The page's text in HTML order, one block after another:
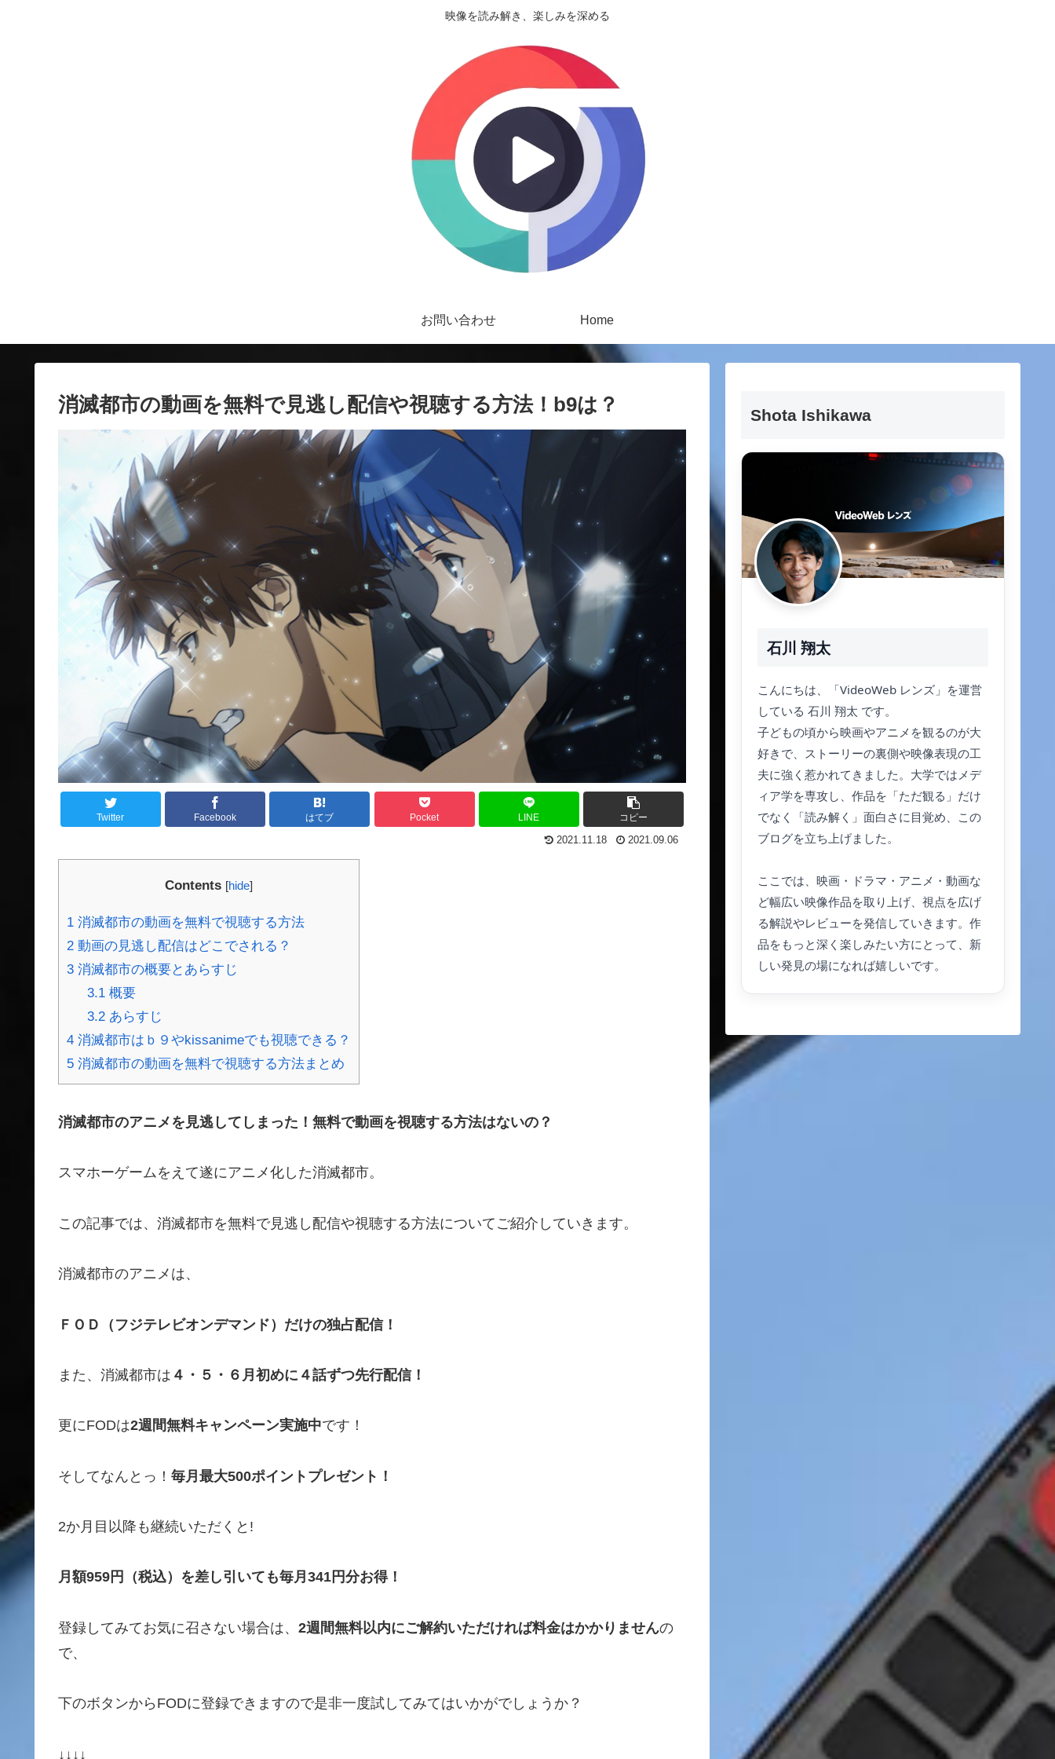
映像を読み解き、楽しみを深める
お問い合わせ Home
消滅都市の動画を無料で見逃し配信や視聴する方法！b9は？
Twitter Facebook はてブ Pocket LINE コピー
2021.11.18 2021.09.06
Contents [hide]
1 消滅都市の動画を無料で視聴する方法
2 動画の見逃し配信はどこでされる？
3 消滅都市の概要とあらすじ
3.1概要
3.2あらすじ
4 消滅都市はｂ９やkissanimeでも視聴できる？
5 消滅都市の動画を無料で視聴する方法まとめ
消滅都市のアニメを見逃してしまった！無料で動画を視聴する方法はないの？
スマホーゲームをえて遂にアニメ化した消滅都市。
この記事では、消滅都市を無料で見逃し配信や視聴する方法についてご紹介していきます。
消滅都市のアニメは、
ＦＯＤ（フジテレビオンデマンド）だけの独占配信！
また、消滅都市は ４・５・６月初めに４話ずつ先行配信！
更にFODは2週間無料キャンペーン実施中です！
そしてなんとっ！ 毎月最大500ポイントプレゼント！
2か月目以降も継続いただくと!
月額959円（税込）を差し引いても毎月341円分お得！
登録してみてお気に召さない場合は、 2週間無料以内にご解約いただければ料金はかかりませんの
で、
下のボタンからFODに登録できますので是非一度試してみてはいかがでしょうか？
↓↓↓↓
Shota Ishikawa
石川 翔太
こんにちは、「VideoWeb レンズ」を運営
している 石川 翔太 です。
子どもの頃から映画やアニメを観るのが大
好きで、ストーリーの裏側や映像表現の工
夫に強く惹かれてきました。大学ではメデ
ィア学を専攻し、作品を「ただ観る」だけ
でなく「読み解く」面白さに目覚め、この
ブログを立ち上げました。
ここでは、映画・ドラマ・アニメ・動画な
ど幅広い映像作品を取り上げ、視点を広げ
る解説やレビューを発信していきます。作
品をもっと深く楽しみたい方にとって、新
しい発見の場になれば嬉しいです。